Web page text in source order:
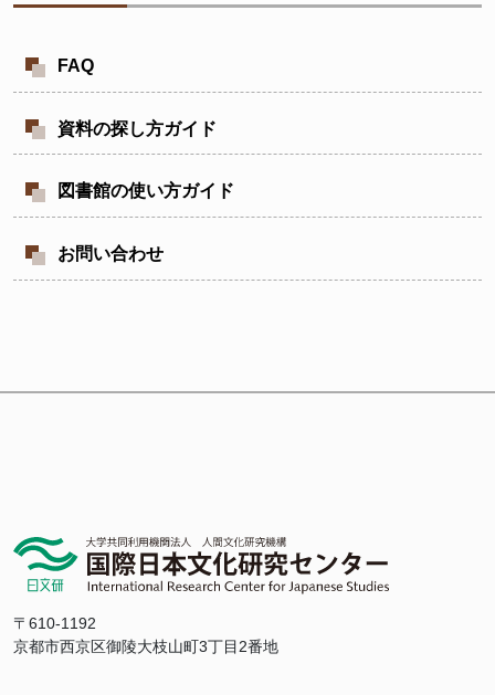
FAQ
資料の探し方ガイド
図書館の使い方ガイド
お問い合わせ
〒610-1192
京都市西京区御陵大枝山町3丁目2番地